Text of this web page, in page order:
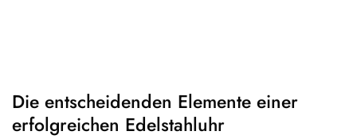
Die entscheidenden Elemente einer
erfolgreichen Edelstahluhr